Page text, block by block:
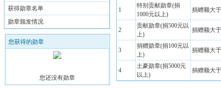
获得勋章名单
勋章颁发情况
您获得的勋章
您还没有勋章
1
特别贡献勋章(捐
1000元以上)
捐赠额大
2
贡献勋章(捐500元以
上)
捐赠额大
3
捐赠勋章(捐100元以
上)
捐赠额大
4
土豪勋章(捐5000元
以上)
捐赠额大